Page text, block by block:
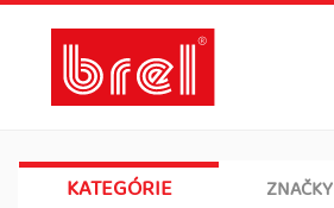
KATEGÓRIE ZNAČKY